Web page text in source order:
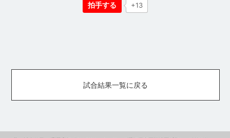
拍手する +13
試合結果一覧に戻る